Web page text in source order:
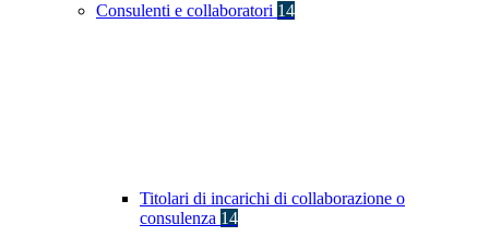
Consulenti e collaboratori 14
Titolari di incarichi di collaborazione o
consulenza 14